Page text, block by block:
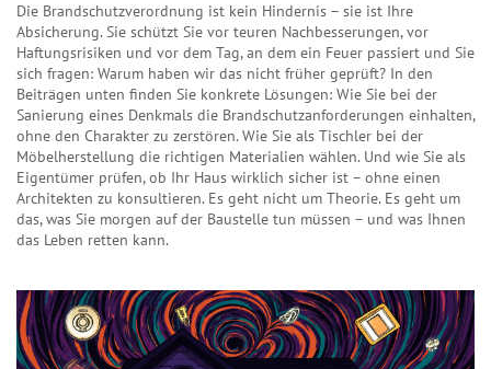
Die Brandschutzverordnung ist kein Hindernis – sie ist Ihre
Absicherung. Sie schützt Sie vor teuren Nachbesserungen, vor
Haftungsrisiken und vor dem Tag, an dem ein Feuer passiert und Sie
sich fragen: Warum haben wir das nicht früher geprüft? In den
Beiträgen unten finden Sie konkrete Lösungen: Wie Sie bei der
Sanierung eines Denkmals die Brandschutzanforderungen einhalten,
ohne den Charakter zu zerstören. Wie Sie als Tischler bei der
Möbelherstellung die richtigen Materialien wählen. Und wie Sie als
Eigentümer prüfen, ob Ihr Haus wirklich sicher ist – ohne einen
Architekten zu konsultieren. Es geht nicht um Theorie. Es geht um
das, was Sie morgen auf der Baustelle tun müssen – und was Ihnen
das Leben retten kann.